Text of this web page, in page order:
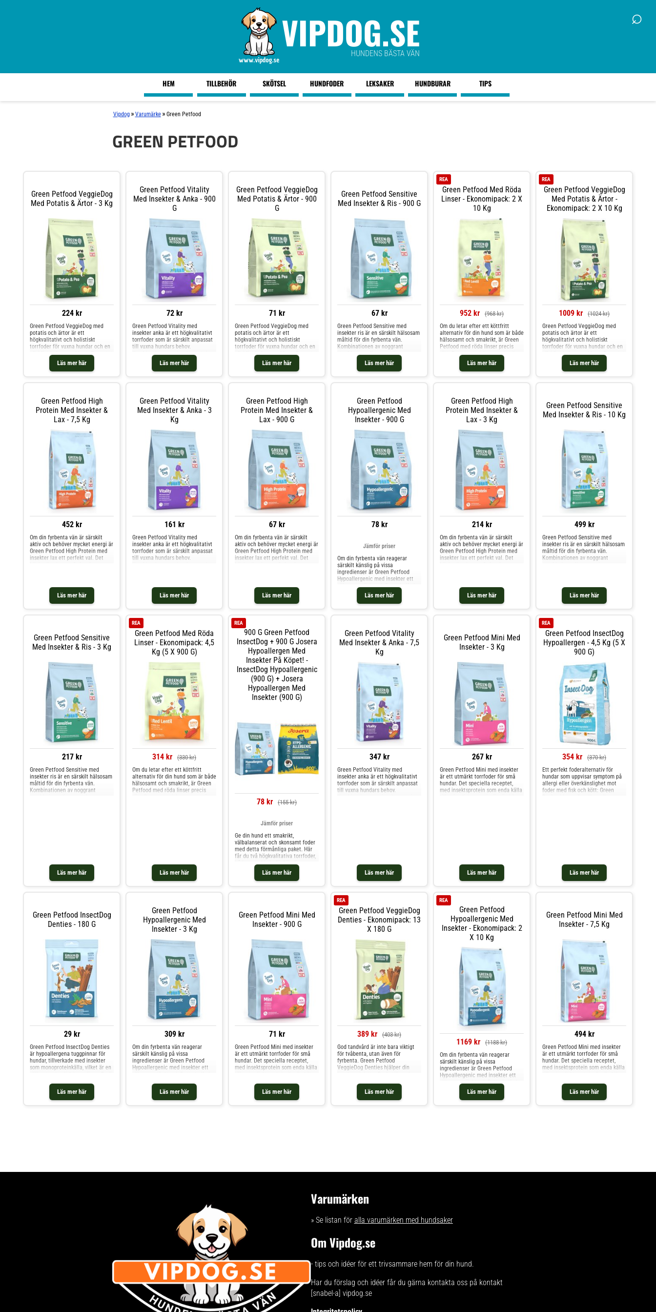
VIPDOG.SE
HUNDENS BÄSTA VÄN
⌕
HEM TILLBEHÖR SKÖTSEL HUNDFODER LEKSAKER HUNDBURAR TIPS
Vipdog » Varumärke » Green Petfood
GREEN PETFOOD
Green Petfood VeggieDog
Med Potatis & Ärtor - 3 Kg
224 kr
Läs mer här
Green Petfood VeggieDog med
potatis och ärtor är ett
högkvalitativt och holistiskt
torrfoder för vuxna hundar och en
allsidigt balanserad kost. Receptet
består till 99,99 % av rent
växtbaserade ingredienser och är
helt fritt från artificiella
Green Petfood Vitality
Med Insekter & Anka - 900
G
72 kr
Läs mer här
Green Petfood Vitality med
insekter anka är ett högkvalitativt
torrfoder som är särskilt anpassat
till vuxna hundars behov.
Kombinationen av insektsprotein
och anka bidrar med värdefulla
näringsämnen och garanterar en
speciell smakupplevelse. Tack vare
Green Petfood VeggieDog
Med Potatis & Ärtor - 900
G
71 kr
Läs mer här
Green Petfood VeggieDog med
potatis och ärtor är ett
högkvalitativt och holistiskt
torrfoder för vuxna hundar och en
allsidigt balanserad kost. Receptet
består till 99,99 % av rent
växtbaserade ingredienser och är
helt fritt från artificiella
Green Petfood Sensitive
Med Insekter & Ris - 900 G
67 kr
Läs mer här
Green Petfood Sensitive med
insekter ris är en särskilt hälsosam
måltid för din fyrbenta vän.
Kombinationen av noggrant
utvalda ingredienser och en
skonsam bearbetning gör
torrfodret idealiskt för känsliga
hundar. Den enda källan till
Green Petfood Med Röda
Linser - Ekonomipack: 2 X
10 Kg
REA
952 kr (968 kr)
Läs mer här
Om du letar efter ett köttfritt
alternativ för din hund som är både
hälsosamt och smakrikt, är Green
Petfood med röda linser precis
rätt. Det vegetariska receptet är
utmärkt för hundar som inte tål
animaliskt protein så bra och
innehåller utvalda växtbaserade
Green Petfood VeggieDog
Med Potatis & Ärtor -
Ekonomipack: 2 X 10 Kg
REA
1009 kr (1024 kr)
Läs mer här
Green Petfood VeggieDog med
potatis och ärtor är ett
högkvalitativt och holistiskt
torrfoder för vuxna hundar och en
allsidigt balanserad kost. Receptet
består till 99,99 % av rent
växtbaserade ingredienser och är
helt fritt från artificiella
Green Petfood High
Protein Med Insekter &
Lax - 7,5 Kg
452 kr
Läs mer här
Om din fyrbenta vän är särskilt
aktiv och behöver mycket energi är
Green Petfood High Protein med
insekter lax ett perfekt val. Det
perfekt för hundar med ett stort
behov av att röra
Green Petfood Vitality
Med Insekter & Anka - 3
Kg
161 kr
Läs mer här
Green Petfood Vitality med
insekter anka är ett högkvalitativt
torrfoder som är särskilt anpassat
till vuxna hundars behov.
sitt måttliga energiinnehåll är
hundfodret perf
Green Petfood High
Protein Med Insekter &
Lax - 900 G
67 kr
Läs mer här
Om din fyrbenta vän är särskilt
aktiv och behöver mycket energi är
Green Petfood High Protein med
insekter lax ett perfekt val. Det
perfekt för hundar med ett stort
behov av att röra
Green Petfood
Hypoallergenic Med
Insekter - 900 G
78 kr
Läs mer här
Jämför priser
Om din fyrbenta vän reagerar
särskilt känslig på vissa
ingredienser är Green Petfood
Hypoallergenic med insekter ett
väl genomtänkt val. Detta helfoder
har utvecklats speciellt för vuxna
hundar som är känsliga för vissa
ingredienser. Insekter är den enda
Green Petfood High
Protein Med Insekter &
Lax - 3 Kg
214 kr
Läs mer här
Om din fyrbenta vän är särskilt
aktiv och behöver mycket energi är
Green Petfood High Protein med
insekter lax ett perfekt val. Det
perfekt för hundar med ett stort
behov av att röra
Green Petfood Sensitive
Med Insekter & Ris - 10 Kg
499 kr
Läs mer här
Green Petfood Sensitive med
insekter ris är en särskilt hälsosam
måltid för din fyrbenta vän.
Kombinationen av noggrant
animaliskt protein är insekter,
vilket inte bara är sällsynt i ko
Green Petfood Sensitive
Med Insekter & Ris - 3 Kg
217 kr
Läs mer här
Green Petfood Sensitive med
insekter ris är en särskilt hälsosam
måltid för din fyrbenta vän.
Kombinationen av noggrant
Green Petfood Med Röda
Linser - Ekonomipack: 4,5
Kg (5 X 900 G)
REA
314 kr (330 kr)
Läs mer här
Om du letar efter ett köttfritt
alternativ för din hund som är både
hälsosamt och smakrikt, är Green
Petfood med röda linser precis
900 G Green Petfood
InsectDog + 900 G Josera
Hypoallergen Med
Insekter På Köpet! -
InsectDog Hypoallergenic
(900 G) + Josera
Hypoallergen Med
Insekter (900 G)
REA
78 kr (155 kr)
Läs mer här
Jämför priser
Ge din hund ett smakrikt,
välbalanserat och skonsamt foder
med detta förmånliga paket. Här
får du två högkvalitativa torrfoder,
båda utvecklade för känsliga
hundar och med insekter som enda
animaliska proteinkälla – ett smart
alternativ för allergiker och
Green Petfood Vitality
Med Insekter & Anka - 7,5
Kg
347 kr
Läs mer här
Green Petfood Vitality med
insekter anka är ett högkvalitativt
torrfoder som är särskilt anpassat
till vuxna hundars behov.
Green Petfood Mini Med
Insekter - 3 Kg
267 kr
Läs mer här
Green Petfood Mini med insekter
är ett utmärkt torrfoder för små
hundar. Det speciella receptet,
med insektsprotein som enda källa
Green Petfood InsectDog
Hypoallergen - 4,5 Kg (5 X
900 G)
REA
354 kr (370 kr)
Läs mer här
Ett perfekt foderalternativ för
hundar som uppvisar symptom på
allergi eller överkänslighet mot
foder med fisk och kött: Green
Green Petfood InsectDog
Denties - 180 G
29 kr
Läs mer här
Green Petfood InsectDog Denties
är hypoallergena tuggpinnar för
hundar, tillverkade med insekter
som monoproteinkälla, vilket är en
glutenfria, och det gör dem särskilt
väl tolererade och lättsmälta.
Cellulosan i pinnarna är en olösli
Green Petfood
Hypoallergenic Med
Insekter - 3 Kg
309 kr
Läs mer här
Om din fyrbenta vän reagerar
särskilt känslig på vissa
ingredienser är Green Petfood
Hypoallergenic med insekter ett
hundar som är känsliga för vissa
ingredienser. Insekter är den enda
källan till animaliskt protein och
Green Petfood Mini Med
Insekter - 900 G
71 kr
Läs mer här
Green Petfood Mini med insekter
är ett utmärkt torrfoder för små
hundar. Det speciella receptet,
med insektsprotein som enda källa
foderkänslighet. Tack vare mindre
foderbitarna passar de perfekt i
munnen på små hundar. Den
Green Petfood VeggieDog
Denties - Ekonomipack: 13
X 180 G
REA
389 kr (403 kr)
Läs mer här
God tandvård är inte bara viktigt
för tvåbenta, utan även för
fyrbenta. Green Petfood
VeggieDog Denties hjälper din
naturligt rikt på cellulosa, en
olöslig växtfiber som bidrar till att
besvärlig tandbeläggningar
Green Petfood
Hypoallergenic Med
Insekter - Ekonomipack: 2
X 10 Kg
REA
1169 kr (1188 kr)
Läs mer här
Om din fyrbenta vän reagerar
särskilt känslig på vissa
ingredienser är Green Petfood
Hypoallergenic med insekter ett
väl genomtänkt val. Detta helfoder
har utvecklats speciellt för vuxna
hundar som är känsliga för vissa
ingredienser. Insekter är den enda
Green Petfood Mini Med
Insekter - 7,5 Kg
494 kr
Läs mer här
Green Petfood Mini med insekter
är ett utmärkt torrfoder för små
hundar. Det speciella receptet,
med insektsprotein som enda källa
foderkänslighet. Tack vare mindre
foderbitarna passar de perfekt i
munnen på små hundar. Den
Varumärken
» Se listan för alla varumärken med hundsaker
Om Vipdog.se
- tips och idéer för ett trivsammare hem för din hund.
Har du förslag och idéer får du gärna kontakta oss på kontakt
[snabel-a] vipdog.se